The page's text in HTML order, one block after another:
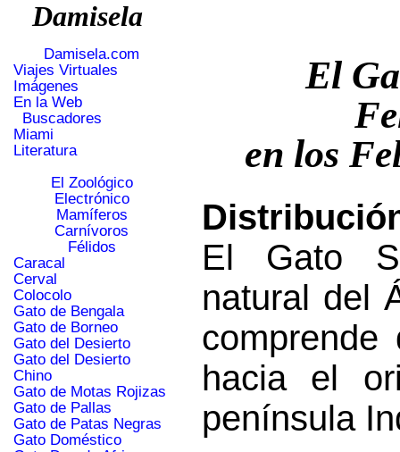
Damisela
Damisela.com
Viajes Virtuales
Imágenes
En la Web
Buscadores
Miami
Literatura
El Zoológico
Electrónico
Mamíferos
Carnívoros
Félidos
Caracal
Cerval
Colocolo
Gato de Bengala
Gato de Borneo
Gato del Desierto
Gato del Desierto
Chino
Gato de Motas Rojizas
Gato de Pallas
Gato de Patas Negras
Gato Doméstico
El
en los
El Gato
natural del
hacia el
península